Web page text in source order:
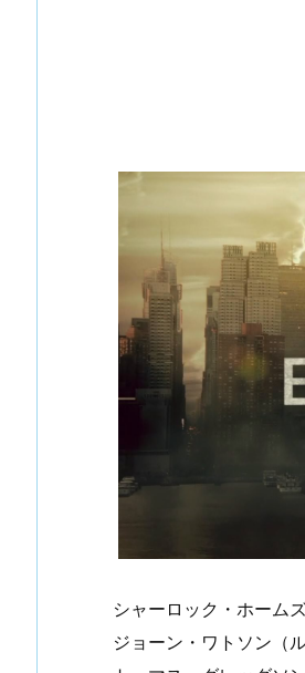
シャーロック・ホーム
ジョーン・ワトソン（